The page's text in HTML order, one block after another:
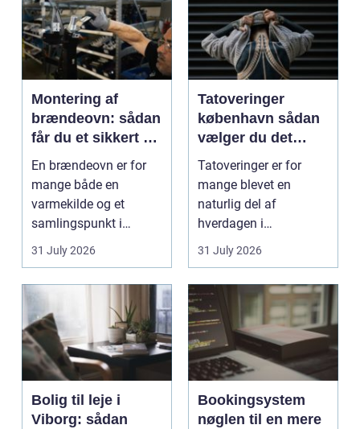
Montering af
brændeovn: sådan
får du et sikkert og
smukt resultat
En brændeovn er for
mange både en
varmekilde og et
samlingspunkt i
hjemmet. Flammerne
31 July 2026
Tatoveringer
københavn sådan
vælger du det
rigtige studie
Tatoveringer er for
mange blevet en
naturlig del af
hverdagen i
København. Byen er
fyldt med dygtige...
31 July 2026
Bolig til leje i
Viborg: sådan
Bookingsystem
nøglen til en mere